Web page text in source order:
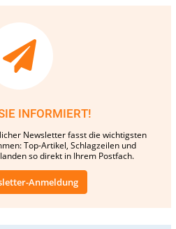
INFORMIERT!
Newsletter fasst die wichtigsten
Top-Artikel, Schlagzeilen und
so direkt in Ihrem Postfach.
Anmeldung